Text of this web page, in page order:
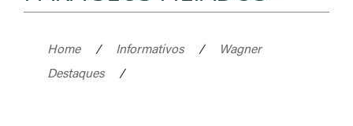
Home / Informativos /
Wagner
Destaques
/